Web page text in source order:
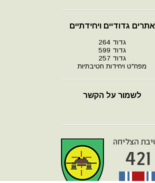
אתרים גדודיים ויחידתיים
גדוד 264
גדוד 599
גדוד 257
מפח"ט ויחידות חטיבתיות
לשמור על הקשר